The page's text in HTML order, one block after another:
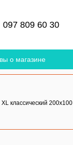
097 809 60 30
о магазине
классический